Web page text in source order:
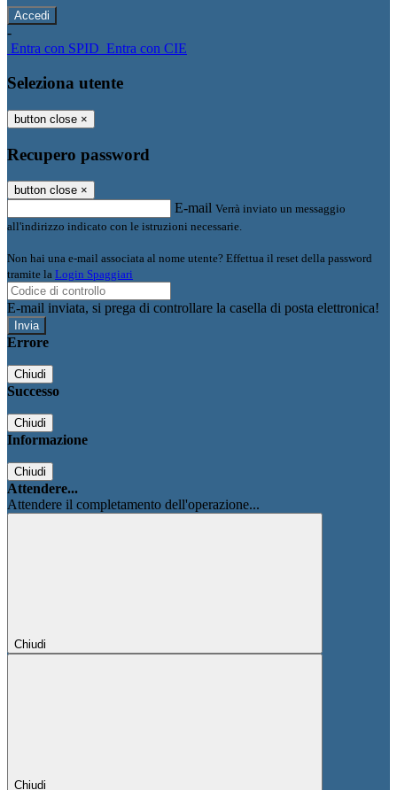
-
Entra con SPID Entra con CIE
Seleziona utente
button close ×
Recupero password
button close ×
E-mail Verrà inviato un messaggio
all'indirizzo indicato con le istruzioni necessarie.
Non hai una e-mail associata al nome utente? Effettua il reset della password
tramite la Login Spaggiari
E-mail inviata, si prega di controllare la casella di posta elettronica!
Errore
Chiudi
Successo
Chiudi
Informazione
Chiudi
Attendere...
Attendere il completamento dell'operazione...
Chiudi
Chiudi